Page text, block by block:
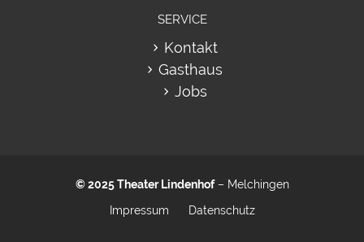
SERVICE
Kontakt
Gasthaus
Jobs
© 2025Theater Lindenhof– Melchingen
Impressum
Datenschutz